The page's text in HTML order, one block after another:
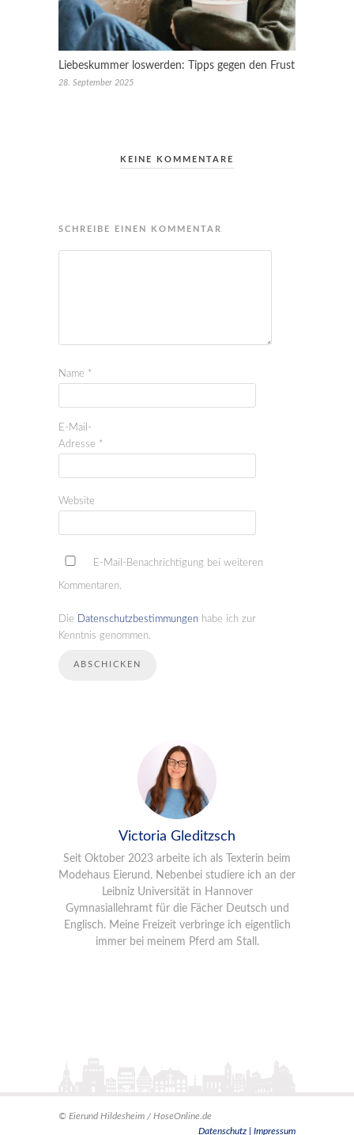
Liebeskummer loswerden: Tipps gegen den Frust
28. September 2025
KEINE KOMMENTARE
SCHREIBE EINEN KOMMENTAR
Name *
E-Mail-
Adresse *
Website
E-Mail-Benachrichtigung bei weiteren
Kommentaren.
Die Datenschutzbestimmungen habe ich zur
Kenntnis genommen.
Victoria Gleditzsch
Seit Oktober 2023 arbeite ich als Texterin beim
Modehaus Eierund. Nebenbei studiere ich an der
Leibniz Universität in Hannover
Gymnasiallehramt für die Fächer Deutsch und
Englisch. Meine Freizeit verbringe ich eigentlich
immer bei meinem Pferd am Stall.
© Eierund Hildesheim / HoseOnline.de
Datenschutz |
Impressum